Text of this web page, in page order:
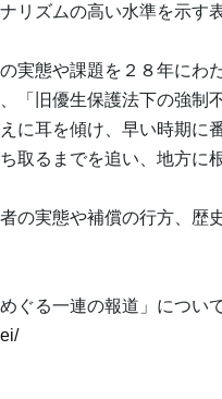
リズムの高い水準を示す
実態や課題を２８年にわ
「旧優生保護法下の強制
に耳を傾け、早い時期に
取るまでを追い、地方に
の実態や補償の行方、歴
る一連の報道」につい